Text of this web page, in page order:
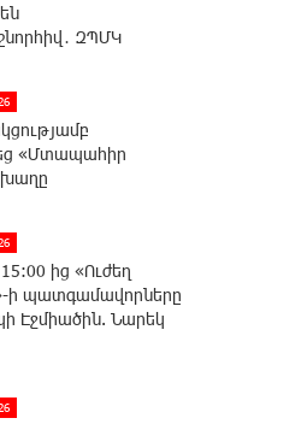
ԶՊՄԿ
«Մտապահիր
խաղը
ից «Ուժեղ
ի պատգամավորները
Էջմիածին. Նարեկ